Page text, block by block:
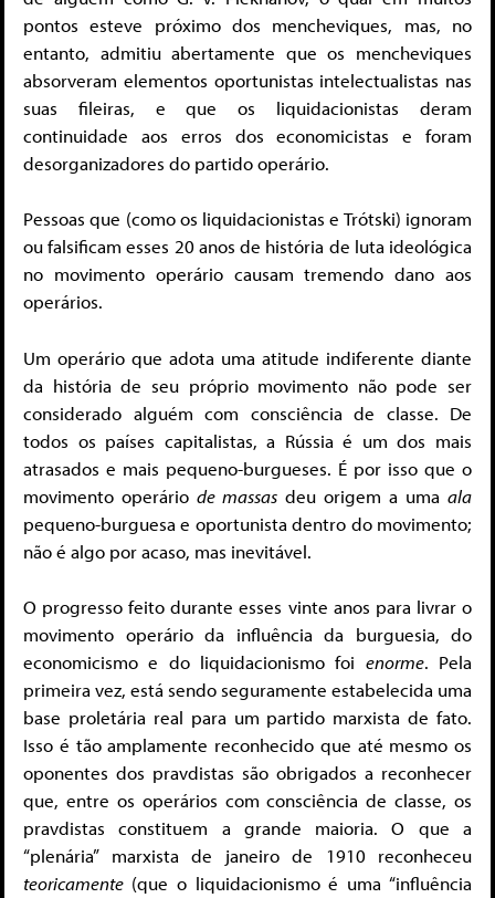
pontos esteve próximo dos mencheviques, mas, no
entanto, admitiu abertamente que os mencheviques
absorveram elementos oportunistas intelectualistas nas
suas fileiras, e que os liquidacionistas deram
continuidade aos erros dos economicistas e foram
desorganizadores do partido operário.
Pessoas que (como os liquidacionistas e Trótski) ignoram
ou falsificam esses 20 anos de história de luta ideológica
no movimento operário causam tremendo dano aos
operários.
Um operário que adota uma atitude indiferente diante
da história de seu próprio movimento não pode ser
considerado alguém com consciência de classe. De
todos os países capitalistas, a Rússia é um dos mais
atrasados e mais pequeno-burgueses. É por isso que o
movimento operáriode massas deu origem a uma ala
pequeno-burguesa e oportunista dentro do movimento;
não é algo por acaso, mas inevitável.
O progresso feito durante esses vinte anos para livrar o
movimento operário da influência da burguesia, do
economicismo e do liquidacionismo foi enorme. Pela
primeira vez, está sendo seguramente estabelecida uma
base proletária real para um partido marxista de fato.
Isso é tão amplamente reconhecido que até mesmo os
oponentes dos pravdistas são obrigados a reconhecer
que, entre os operários com consciência de classe, os
pravdistas constituem a grande maioria. O que a
“plenária” marxista de janeiro de 1910 reconheceu
teoricamente (que o liquidacionismo é uma “influência